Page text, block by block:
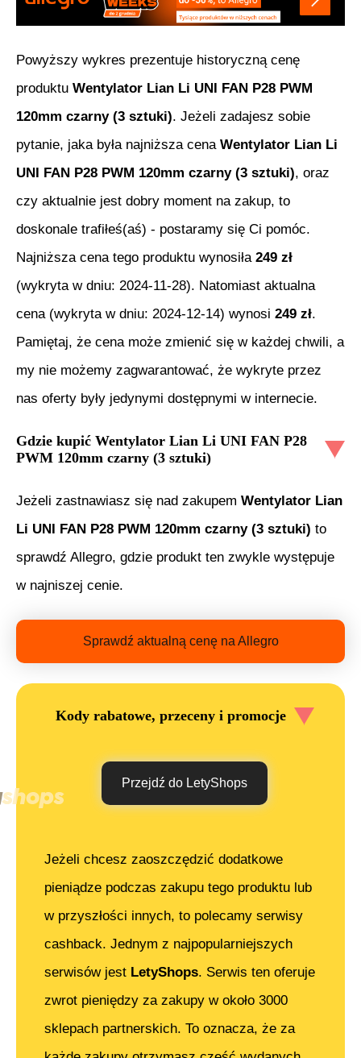
Powyższy wykres prezentuje historyczną cenę
produktu Wentylator Lian Li UNI FAN P28 PWM
120mm czarny (3 sztuki). Jeżeli zadajesz sobie
pytanie, jaka była najniższa cena Wentylator Lian Li
UNI FAN P28 PWM 120mm czarny (3 sztuki), oraz
czy aktualnie jest dobry moment na zakup, to
doskonale trafiłeś(aś) - postaramy się Ci pomóc.
Najniższa cena tego produktu wynosiła 249 zł
(wykryta w dniu: 2024-11-28). Natomiast aktualna
cena (wykryta w dniu: 2024-12-14) wynosi 249 zł.
Pamiętaj, że cena może zmienić się w każdej chwili, a
my nie możemy zagwarantować, że wykryte przez
nas oferty były jedynymi dostępnymi w internecie.
Gdzie kupić Wentylator Lian Li UNI FAN P28
PWM 120mm czarny (3 sztuki)
Jeżeli zastnawiasz się nad zakupem Wentylator Lian
Li UNI FAN P28 PWM 120mm czarny (3 sztuki) to
sprawdź Allegro, gdzie produkt ten zwykle występuje
w najniszej cenie.
Sprawdź aktualną cenę na Allegro
Kody rabatowe, przeceny i promocje
Przejdź do LetyShops
Jeżeli chcesz zaoszczędzić dodatkowe
pieniądze podczas zakupu tego produktu lub
w przyszłości innych, to polecamy serwisy
cashback. Jednym z najpopularniejszych
serwisów jest LetyShops. Serwis ten oferuje
zwrot pieniędzy za zakupy w około 3000
sklepach partnerskich. To oznacza, że za